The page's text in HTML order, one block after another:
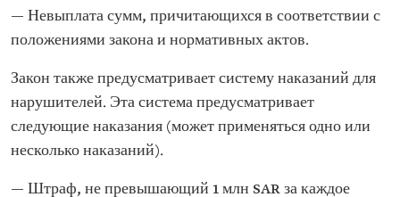
— Невыплата сумм, причитающихся в соответствии с
положениями закона и нормативных актов.
Закон также предусматривает систему наказаний для
нарушителей. Эта система предусматривает
следующие наказания (может применяться одно или
несколько наказаний).
— Штраф, не превышающий 1 млн SAR за каждое